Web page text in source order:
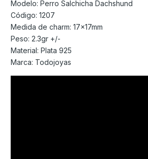
Modelo: Perro Salchicha Dachshund
Código: 1207
Medida de charm: 17x17mm
Peso: 2.3gr +/-
Material: Plata 925
Marca: Todojoyas